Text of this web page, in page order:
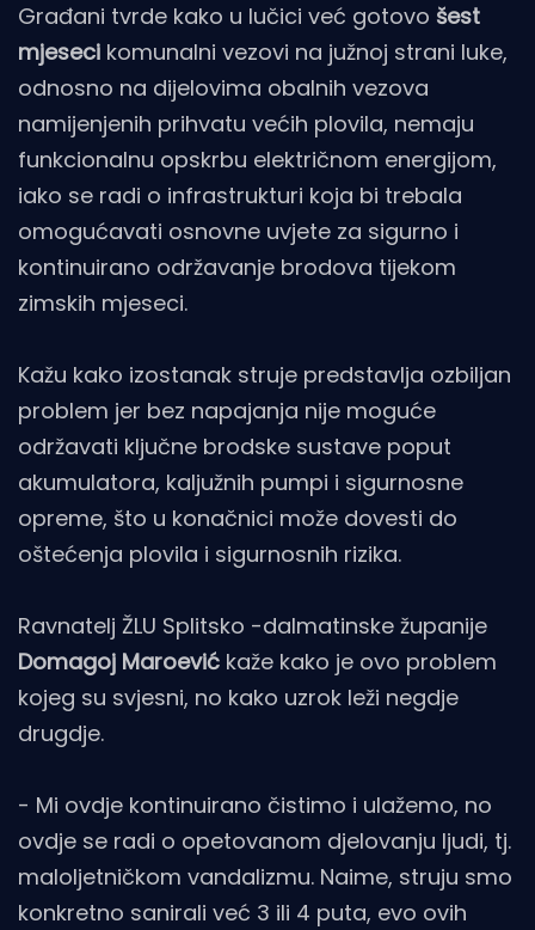
Građani tvrde kako u lučici već gotovo šest
mjeseci komunalni vezovi na južnoj strani luke,
odnosno na dijelovima obalnih vezova
namijenjenih prihvatu većih plovila, nemaju
funkcionalnu opskrbu električnom energijom,
iako se radi o infrastrukturi koja bi trebala
omogućavati osnovne uvjete za sigurno i
kontinuirano održavanje brodova tijekom
zimskih mjeseci.
Kažu kako izostanak struje predstavlja ozbiljan
problem jer bez napajanja nije moguće
održavati ključne brodske sustave poput
akumulatora, kaljužnih pumpi i sigurnosne
opreme, što u konačnici može dovesti do
oštećenja plovila i sigurnosnih rizika.
Ravnatelj ŽLU Splitsko -dalmatinske županije
Domagoj Maroević kaže kako je ovo problem
kojeg su svjesni, no kako uzrok leži negdje
drugdje.
- Mi ovdje kontinuirano čistimo i ulažemo, no
ovdje se radi o opetovanom djelovanju ljudi, tj.
maloljetničkom vandalizmu. Naime, struju smo
konkretno sanirali već 3 ili 4 puta, evo ovih